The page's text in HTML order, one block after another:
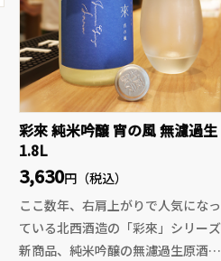
彩來 純米吟醸 宵の風 無濾過生
1.8L
3,630円（税込）
ここ数年、右肩上がりで人気になっ
ている北西酒造の「彩來」シリーズ
新商品、純米吟醸の無濾過生原酒と